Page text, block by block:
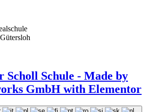
Scholl Schule - Made by
GmbH with Elementor